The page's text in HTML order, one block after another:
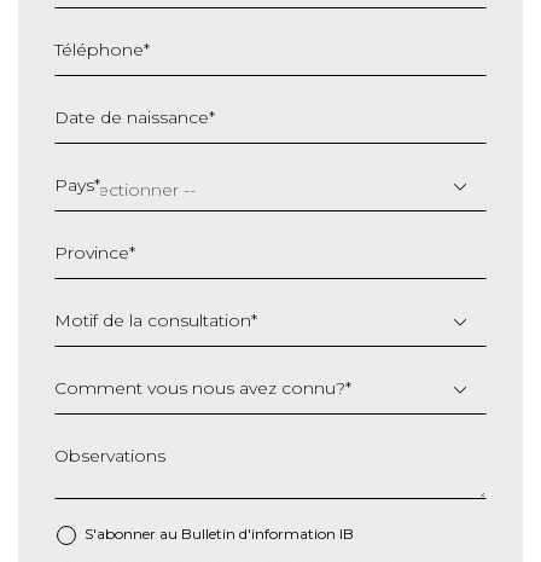
Téléphone*
Date de naissance*
slash
MM
AAAA
Pays*
Province*
Motif de la consultation*
Comment vous nous avez connu?*
Observations
S'abonner au Bulletin d'information IB